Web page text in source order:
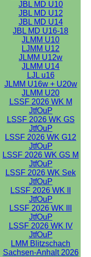
JBL MD U10
JBL MD U12
JBL MD U14
JBL MD U16-18
JLMM U10
LJMM U12
JLMM U12w
JLMM U14
LJL u16
JLMM U16w + U20w
JLMM U20
LSSF 2026 WK M
JtfOuP
LSSF 2026 WK GS
JtfOuP
LSSF 2026 WK G12
JtfOuP
LSSF 2026 WK GS M
JtfOuP
LSSF 2026 WK Sek
JtfOuP
LSSF 2026 WK II
JtfOuP
LSSF 2026 WK III
JtfOuP
LSSF 2026 WK IV
JtfOuP
LMM Blitzschach
Sachsen-Anhalt 2026